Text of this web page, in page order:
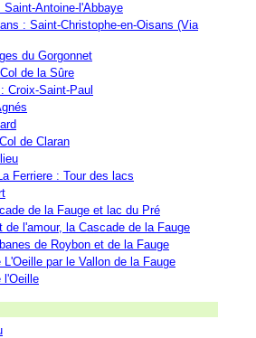
Antoine-l'Abbaye
: Saint-Christophe-en-Oisans (Via
du Gorgonnet
de la Sûre
Croix-Saint-Paul
de Claran
Ferriere : Tour des lacs
de la Fauge et lac du Pré
l'amour, la Cascade de la Fauge
de Roybon et de la Fauge
par le Vallon de la Fauge
l'Oeille